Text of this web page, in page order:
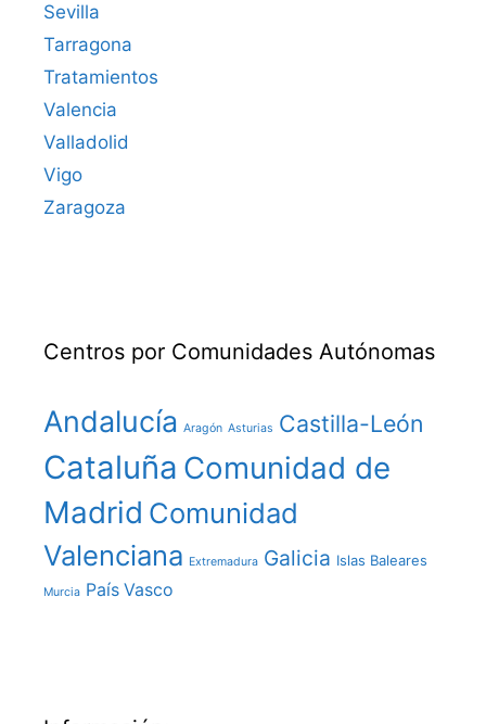
Sevilla
Tarragona
Tratamientos
Valencia
Valladolid
Vigo
Zaragoza
Centros por Comunidades Autónomas
Andalucía Aragón Asturias Castilla-León
Cataluña Comunidad de
Madrid Comunidad
Valenciana Extremadura Galicia Islas Baleares
Murcia País Vasco